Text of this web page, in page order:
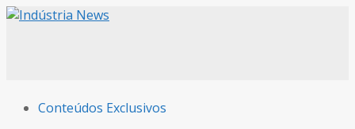
Conteúdos Exclusivos